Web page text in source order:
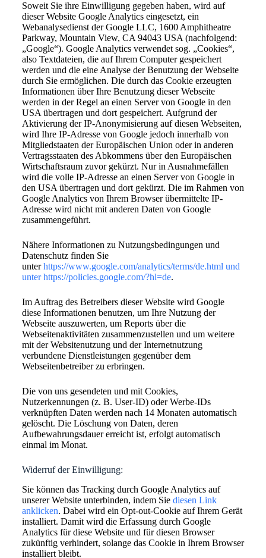
Soweit Sie ihre Einwilligung gegeben haben, wird auf
dieser Website Google Analytics eingesetzt, ein
Webanalysedienst der Google LLC, 1600 Amphitheatre
Parkway, Mountain View, CA 94043 USA (nachfolgend:
„Google“). Google Analytics verwendet sog. „Cookies“,
also Textdateien, die auf Ihrem Computer gespeichert
werden und die eine Analyse der Benutzung der Webseite
durch Sie ermöglichen. Die durch das Cookie erzeugten
Informationen über Ihre Benutzung dieser Webseite
werden in der Regel an einen Server von Google in den
USA übertragen und dort gespeichert. Aufgrund der
Aktivierung der IP-Anonymisierung auf diesen Webseiten,
wird Ihre IP-Adresse von Google jedoch innerhalb von
Mitgliedstaaten der Europäischen Union oder in anderen
Vertragsstaaten des Abkommens über den Europäischen
Wirtschaftsraum zuvor gekürzt. Nur in Ausnahmefällen
wird die volle IP-Adresse an einen Server von Google in
den USA übertragen und dort gekürzt. Die im Rahmen von
Google Analytics von Ihrem Browser übermittelte IP-
Adresse wird nicht mit anderen Daten von Google
zusammengeführt.
Nähere Informationen zu Nutzungsbedingungen und
Datenschutz finden Sie
unterhttps://www.google.com/analytics/terms/de.html und
unter https://policies.google.com/?hl=de.
Im Auftrag des Betreibers dieser Website wird Google
diese Informationen benutzen, um Ihre Nutzung der
Webseite auszuwerten, um Reports über die
Webseitenaktivitäten zusammenzustellen und um weitere
mit der Websitenutzung und der Internetnutzung
verbundene Dienstleistungen gegenüber dem
Webseitenbetreiber zu erbringen.
Die von uns gesendeten und mit Cookies,
Nutzerkennungen (z. B. User-ID) oder Werbe-IDs
verknüpften Daten werden nach 14 Monaten automatisch
gelöscht. Die Löschung von Daten, deren
Aufbewahrungsdauer erreicht ist, erfolgt automatisch
einmal im Monat.
Widerruf der Einwilligung:
Sie können das Tracking durch Google Analytics auf
unserer Website unterbinden, indem Sie diesen Link
anklicken. Dabei wird ein Opt-out-Cookie auf Ihrem Gerät
installiert. Damit wird die Erfassung durch Google
Analytics für diese Website und für diesen Browser
zukünftig verhindert, solange das Cookie in Ihrem Browser
installiert bleibt.